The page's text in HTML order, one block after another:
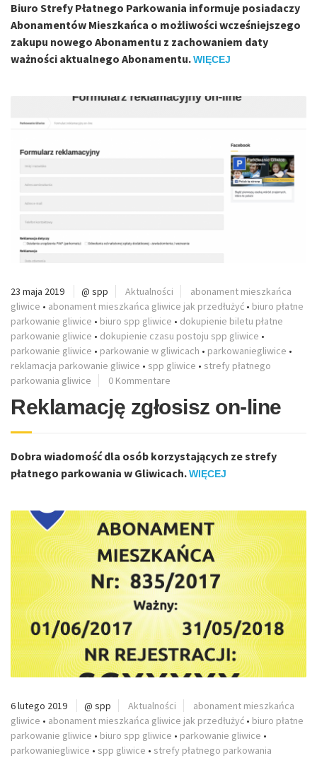
Biuro Strefy Płatnego Parkowania informuje posiadaczy
Abonamentów Mieszkańca o możliwości wcześniejszego
zakupu nowego Abonamentu z zachowaniem daty
ważności aktualnego Abonamentu.WIĘCEJ
23 maja 2019 @ spp Aktualności
abonament mieszkańca
gliwice • abonament mieszkańca gliwice jak przedłużyć • biuro płatne
parkowanie gliwice • biuro spp gliwice • dokupienie biletu płatne
parkowanie gliwice • dokupienie czasu postoju spp gliwice •
parkowanie gliwice • parkowanie w gliwicach • parkowaniegliwice •
reklamacja parkowanie gliwice • spp gliwice • strefy płatnego
parkowania gliwice
0 Kommentare
Reklamację zgłosisz on-line
Dobra wiadomość dla osób korzystających ze strefy
płatnego parkowania w Gliwicach.WIĘCEJ
6 lutego 2019 @ spp Aktualności
abonament mieszkańca
gliwice • abonament mieszkańca gliwice jak przedłużyć • biuro płatne
parkowanie gliwice • biuro spp gliwice • parkowanie gliwice •
parkowaniegliwice • spp gliwice • strefy płatnego parkowania